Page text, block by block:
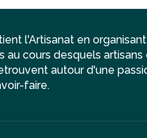
l'Artisanat en
au cours desquels artisans
autour d'une
faire.